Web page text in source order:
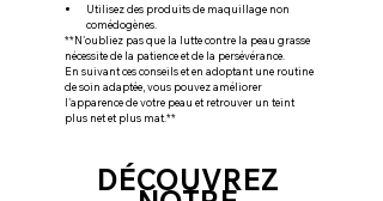
Utilisez des produits de maquillage non
comédogènes.
**N'oubliez pas que la lutte contre la peau grasse
nécessite de la patience et de la persévérance.
En suivant ces conseils et en adoptant une routine
de soin adaptée, vous pouvez améliorer
l'apparence de votre peau et retrouver un teint
plus net et plus mat.**
DÉCOUVREZ